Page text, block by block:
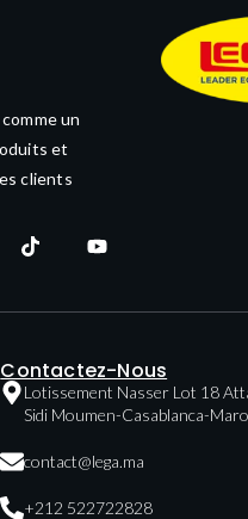
un
et
clients
Contactez-Nous
Lotissement Nasser Lot 18
Sidi Moumen-Casablanca-
contact@lega.ma
+212 522722828